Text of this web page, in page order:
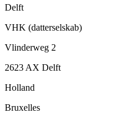
Delft
VHK (datterselskab)
Vlinderweg 2
2623 AX Delft
Holland
Bruxelles